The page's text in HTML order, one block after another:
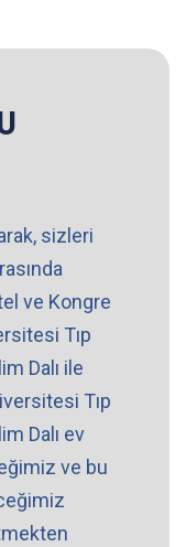
sizleri
ve Kongre
Tıp
Dalı ile
Tıp
Dalı ev
ve bu